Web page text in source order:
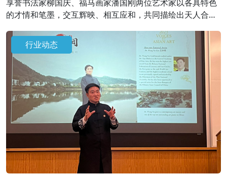
享誉书法家柳国庆、福马画家潘国刚两位艺术家以各具特色
的才情和笔墨，交互辉映、相互应和，共同描绘出天人合一
愿，抒发新时代的“精气神”。
行业动态